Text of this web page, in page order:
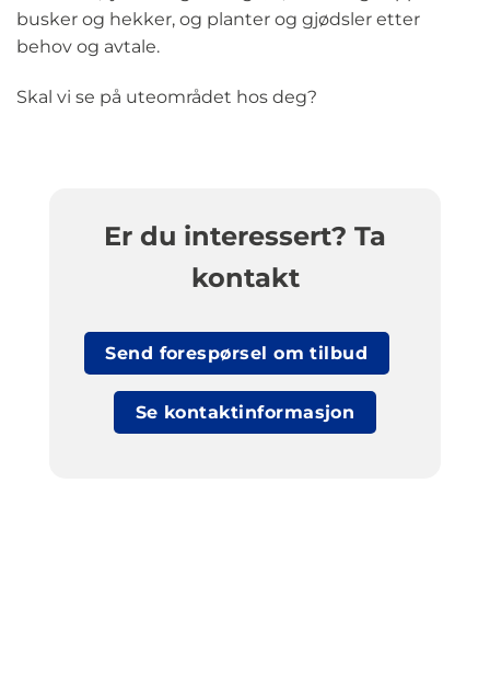
busker og hekker, og planter og gjødsler etter
behov og avtale.
Skal vi se på uteområdet hos deg?
Er du interessert? Ta
kontakt
Send forespørsel om tilbud
Se kontaktinformasjon